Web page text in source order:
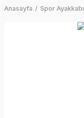
Anasayfa Spor Ayakkabı